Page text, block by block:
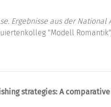
Ergebnisse aus der National
"Modell
strategies: A